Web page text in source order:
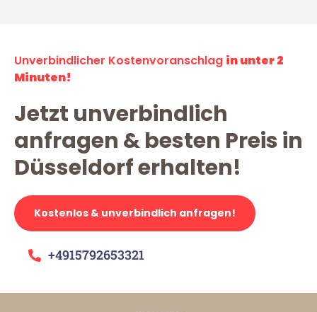
Unverbindlicher Kostenvoranschlag in unter 2
Minuten!
Jetzt unverbindlich
anfragen & besten Preis in
Düsseldorf erhalten!
Kostenlos & unverbindlich anfragen!
+4915792653321